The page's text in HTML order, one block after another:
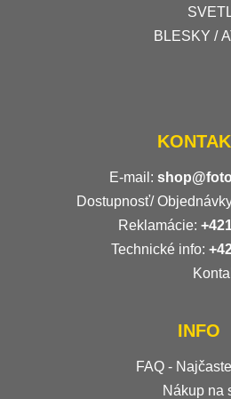
BLESKY /
E-mail:
Dostupnosť/
Reklamácie:
Technické info:
INFO
FAQ -
Nákup na